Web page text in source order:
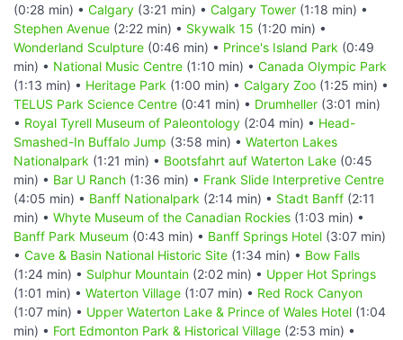
(0:28 min) • Calgary (3:21 min) • Calgary Tower (1:18 min) •
Stephen Avenue (2:22 min) • Skywalk 15 (1:20 min) •
Wonderland Sculpture (0:46 min) • Prince's Island Park (0:49
min) • National Music Centre (1:10 min) • Canada Olympic Park
(1:13 min) • Heritage Park (1:00 min) • Calgary Zoo (1:25 min) •
TELUS Park Science Centre (0:41 min) • Drumheller (3:01 min)
• Royal Tyrell Museum of Paleontology (2:04 min) • Head-
Smashed-In Buffalo Jump (3:58 min) • Waterton Lakes
Nationalpark (1:21 min) • Bootsfahrt auf Waterton Lake (0:45
min) • Bar U Ranch (1:36 min) • Frank Slide Interpretive Centre
(4:05 min) • Banff Nationalpark (2:14 min) • Stadt Banff (2:11
min) • Whyte Museum of the Canadian Rockies (1:03 min) •
Banff Park Museum (0:43 min) • Banff Springs Hotel (3:07 min)
• Cave & Basin National Historic Site (1:34 min) • Bow Falls
(1:24 min) • Sulphur Mountain (2:02 min) • Upper Hot Springs
(1:01 min) • Waterton Village (1:07 min) • Red Rock Canyon
(1:07 min) • Upper Waterton Lake & Prince of Wales Hotel (1:04
min) • Fort Edmonton Park & Historical Village (2:53 min) •